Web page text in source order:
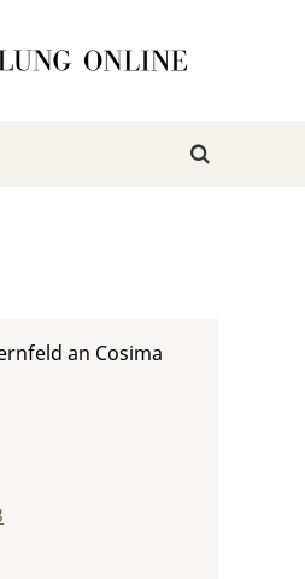
an Cosima